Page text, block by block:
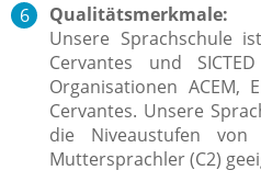
Qualitätsmerkmale:
Unsere Sprachschule
Cervantes und
Organisationen ACEM,
Cervantes. Unsere
die Niveaustufen
Muttersprachler (C2)